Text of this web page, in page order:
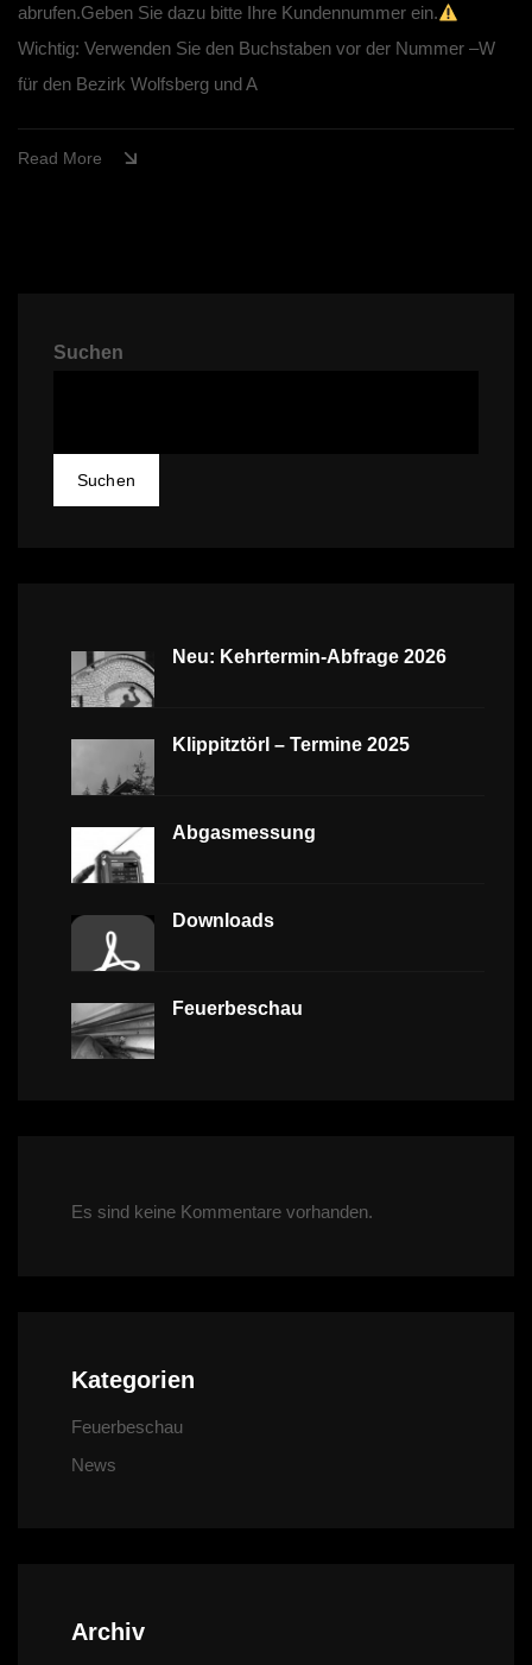
abrufen.Geben Sie dazu bitte Ihre Kundennummer ein.
Wichtig: Verwenden Sie den Buchstaben vor der Nummer –W
für den Bezirk Wolfsberg und A
Read More
Suchen
Suchen
Neu: Kehrtermin-Abfrage 2026
Klippitztörl – Termine 2025
Abgasmessung
Downloads
Feuerbeschau
Es sind keine Kommentare vorhanden.
Kategorien
Feuerbeschau
News
Archiv